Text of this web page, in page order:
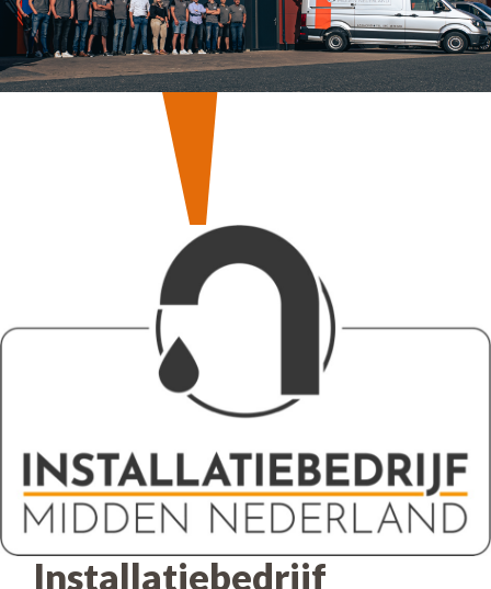
Installatiebedrijf